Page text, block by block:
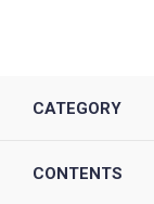
CATEGORY
CONTENTS